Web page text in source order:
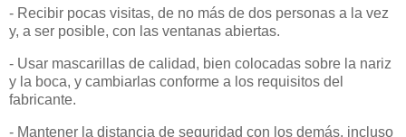
- Recibir pocas visitas, de no más de dos personas a la vez
y, a ser posible, con las ventanas abiertas.
- Usar mascarillas de calidad, bien colocadas sobre la nariz
y la boca, y cambiarlas conforme a los requisitos del
fabricante.
- Mantener la distancia de seguridad con los demás, incluso